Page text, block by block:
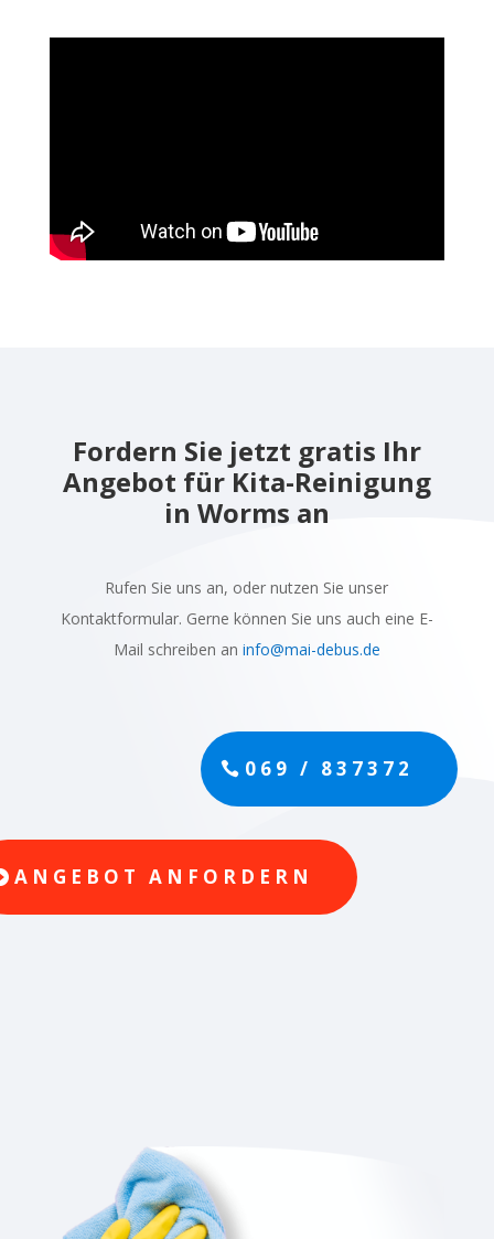
Fordern Sie jetzt gratis Ihr
Angebot für Kita-Reinigung
in Worms an
Rufen Sie uns an, oder nutzen Sie unser
Kontaktformular. Gerne können Sie uns auch eine E-
Mail schreiben an info@mai-debus.de
069 / 837372
ANGEBOT ANFORDERN